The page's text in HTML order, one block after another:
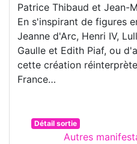
Patrice Thibaud et Jean-
En s'inspirant de figures
Jeanne d'Arc, Henri IV,
Gaulle et Edith Piaf, ou
cette création
France…
Détail sortie
Autres